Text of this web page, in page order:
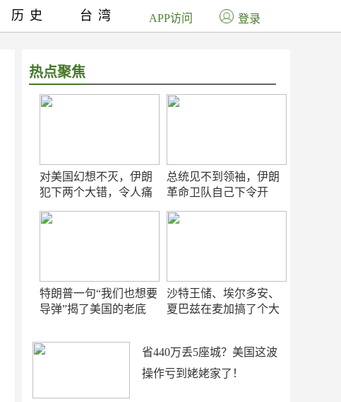
热点聚焦
对美国幻想不灭，伊朗
犯下两个大错，令人痛
总统见不到领袖，伊朗
革命卫队自己下令开
特朗普一句“我们也想要
导弹”揭了美国的老底
沙特王储、埃尔多安、
夏巴兹在麦加搞了个大
省440万丢5座城？美国这波
操作亏到姥姥家了！
历史 台湾 APP访问 登录